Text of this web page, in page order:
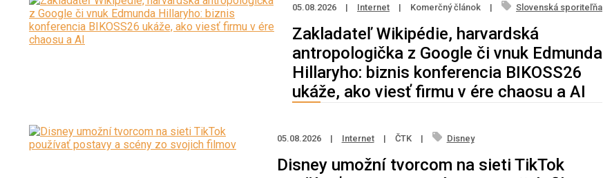
05.08.2026 | Internet | Komerčný článok | Slovenská sporiteľňa
Zakladateľ Wikipédie, harvardská
antropologička z Google či vnuk Edmunda
Hillaryho: biznis konferencia BIKOSS26
ukáže, ako viesť firmu v ére chaosu a AI
05.08.2026 | Internet | ČTK | Disney
Disney umožní tvorcom na sieti TikTok